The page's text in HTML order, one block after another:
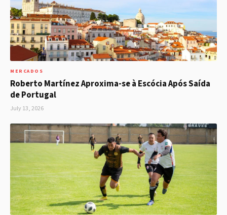
MERCADOS
Roberto Martínez Aproxima-se à Escócia Após Saída
de Portugal
July 13, 2026